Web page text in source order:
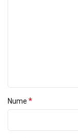
Nume *